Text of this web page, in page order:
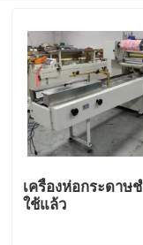
เครื่องห่อกระดาษ
ใช้แล้ว